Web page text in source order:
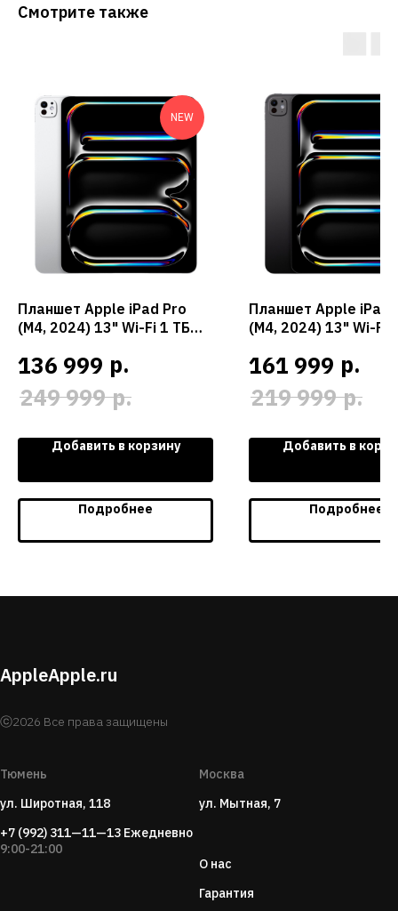
Смотрите также
NEW
Планшет Apple iPad Pro
(M4, 2024) 13" Wi-Fi 1 ТБ
136 999 р.
249 999 р.
Добавить в корзину
Подробнее
Планшет Apple iPad
(M4, 2024) 13" Wi-Fi +
Black / Черный
161 999 р.
219 999 р.
Добавить в
Подробнее
AppleApple.ru
ⓒ2026 Все права защищены
Тюмень
ул. Широтная, 118
+7 (992) 311—11—13 Ежедневно
9:00-21:00
Москва
ул. Мытная, 7
О нас
Гарантия